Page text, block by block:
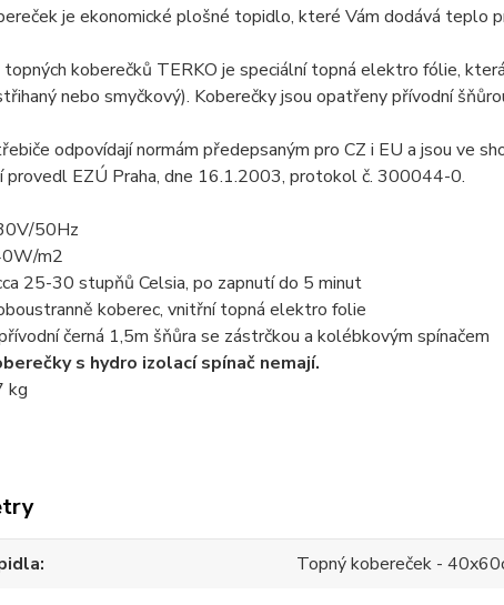
je ekonomické plošné topidlo, které Vám dodává teplo
koberečků TERKO je speciální topná elektro fólie,
nebo smyčkový). Koberečky jsou opatřeny přívodní
odpovídají normám předepsaným pro CZ i EU a jsou ve
provedl EZÚ Praha, dne 16.1.2003, protokol č. 300044-0.
50Hz
m2
25-30 stupňů Celsia, po zapnutí do 5 minut
koberec, vnitřní topná elektro folie
černá 1,5m šňůra se zástrčkou a kolébkovým spínačem
s hydro izolací spínač nemají.
kg
Topný kobereček -